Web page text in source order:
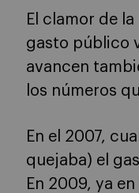
El clamor de
gasto público
avancen
los números
En el 2007,
quejaba) el
En 2009, ya